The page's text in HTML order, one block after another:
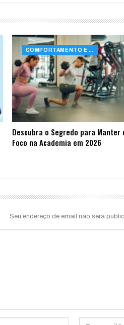
COMPORTAMENTO E SAÚDE
Descubra o Segredo para Manter
Foco na Academia em 2026
Seu endereço de email não será